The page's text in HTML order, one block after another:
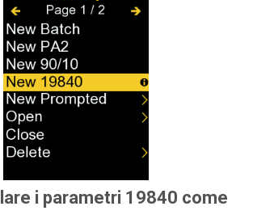
i parametri 19840 come